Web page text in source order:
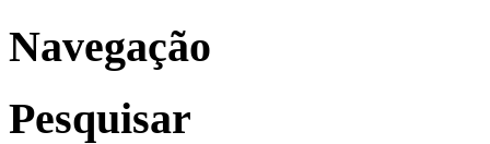
Navegação
Pesquisar